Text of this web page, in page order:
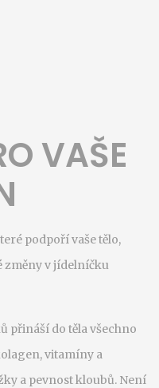
VAŠE
podpoří vaše tělo,
změny v jídelníčku
přináší do těla všechno
vitamíny a
a pevnost kloubů. Není